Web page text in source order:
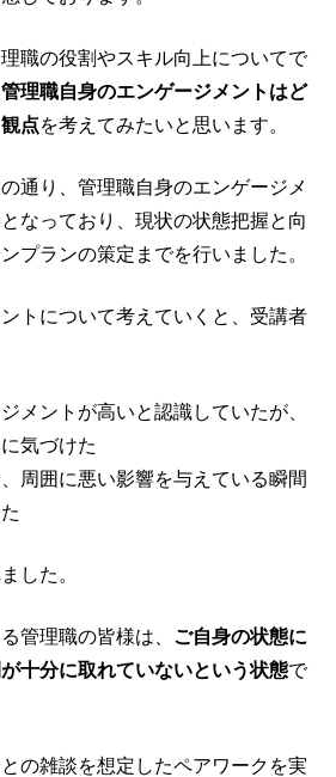
職の役割やスキル向上についてで
管理職自身のエンゲージメントはど
点を考えてみたいと思います。
通り、管理職自身のエンゲージメ
なっており、現状の状態把握と向
プランの策定までを行いました。
トについて考えていくと、受講者
メントが高いと認識していたが、
気づけた
周囲に悪い影響を与えている瞬間
した。
管理職の皆様は、 ご自身の状態に
十分に取れていないという状態で
の雑談を想定したペアワークを実